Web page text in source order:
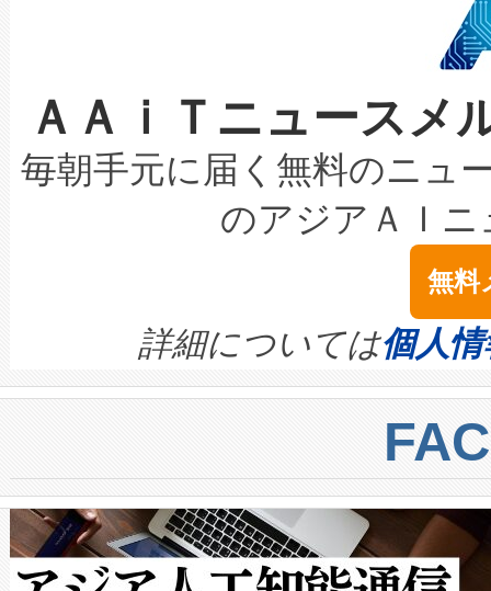
選定された製品について、自
取得できる可能性もあります
設には、3億～4億ドルかか
最高経営責任者（CEO）であ
す。「当社のfully-connected
ームを利用すれば、6,000万
きます。この効率性は、フェ
系統連系を迅速にし、ピーク
限を超えて利用可能な電力容
持できるよう貢献します。こ
ービスレベル契約（SLA）違
テリー性能の劣化によるダウ
念は、現在データセンターが
ます。 Voltaiq provides a
quality and reliability for AI
BESS stack to ensure battery
centers. Voltaiqは、ai&のAI
からシステム統合、試運転、
クルの各段階のデータを監視
[…]
ケーブル、枝などの細かな対
なレーザースポットにより、
な環境下でも豊かなディテー
キロメートル範囲を検出
LiDAR for Inspections,
は1535 nmレーザーを搭載。
イズの小径化を実現すること
す。ノーマルモードでは、
ートル先まで検出でき、これ
トに対して約600メートルに
では、反射率10％のターゲッ
で向上し、最大検知距離は
ットだけで最大1キロメート
ＡＡｉＴニュース
毎朝手元に届く無料のニュ
のアジアＡＩ
無料
詳細については個人